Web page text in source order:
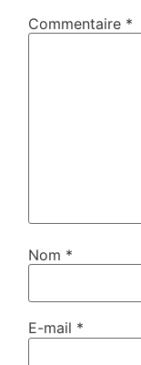
Commentaire *
Nom *
E-mail *